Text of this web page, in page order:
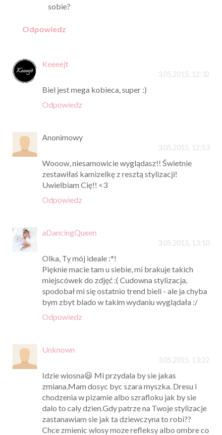
sobie?
Odpowiedz
Keeeejt
3.05.2015, 12:32
Biel jest mega kobieca, super :)
Odpowiedz
Anonimowy
3.05.2015, 12:53
Wooow, niesamowicie wyglądasz!! Świetnie
zestawiłaś kamizelkę z resztą stylizacji!
Uwielbiam Cię!! <3
Odpowiedz
aDancingQueen
3.05.2015, 13:10
Olka, Ty mój ideale :*!
Pięknie macie tam u siebie, mi brakuje takich
miejscówek do zdjęć :( Cudowna stylizacja,
spodobał mi się ostatnio trend bieli - ale ja chyba
bym zbyt blado w takim wydaniu wyglądała :/
Odpowiedz
Unknown
3.05.2015, 13:22
Idzie wiosna😃 Mi przydala by sie jakas
zmiana.Mam dosyc byc szara myszka. Dresu i
chodzenia w pizamie albo szrafloku jak by sie
dalo to caly dzien.Gdy patrze na Twoje stylizacje
zastanawiam sie jak ta dziewczyna to robi??
Chce zmienic wlosy moze refleksy albo ombre co